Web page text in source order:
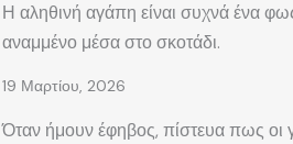
Η αληθινή αγάπη είναι συχνά ένα
αναμμένο μέσα στο σκοτάδι.
19 Μαρτίου, 2026
Όταν ήμουν έφηβος, πίστευα πως οι